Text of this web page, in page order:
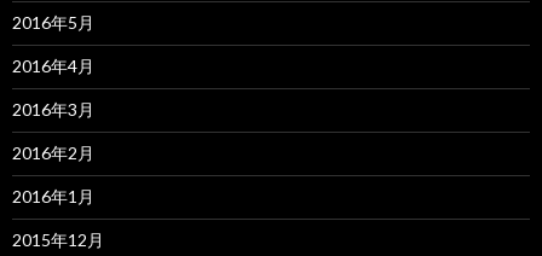
2016年5月
2016年4月
2016年3月
2016年2月
2016年1月
2015年12月